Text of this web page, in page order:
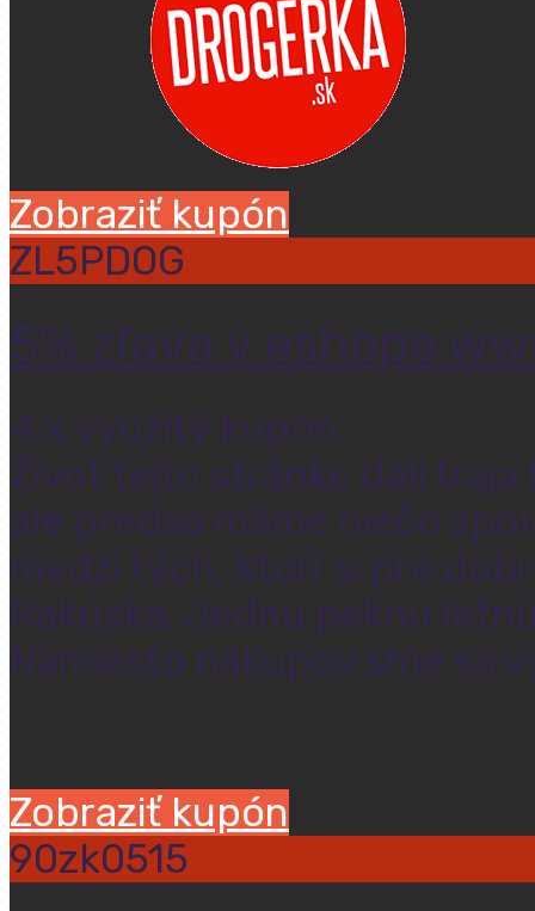
Zobraziť kupón
ZL5PDOG
5% zľava v eshope
4 x využitý kupón
Život tejto stránke dali traja
ale predsa máme niečo
medzi tých, ktorí si pre
Rakúska. Jednu peknú
Namiesto nákupov sme sa
Zobraziť kupón
90zk0515